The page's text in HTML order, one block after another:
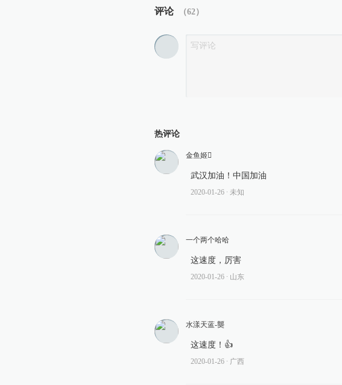
评论 （62）
热评论
金鱼姬
武汉加油！中国加油
2020-01-26 ∙ 未知
一个两个哈哈
这速度，厉害
2020-01-26 ∙ 山东
水漾天蓝-龑
这速度！👍
2020-01-26 ∙ 广西